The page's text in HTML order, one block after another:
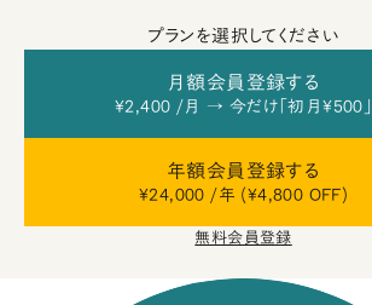
プランを選択してください
月額会員登録する
¥2,400 /月 → 今だけ「初月¥500」
年額会員登録する
¥24,000 /年 (¥4,800 OFF)
無料会員登録